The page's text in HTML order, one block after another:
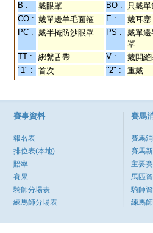
B : 戴眼罩 BO : 只戴
CO : 戴單邊羊毛面箍 E : 戴耳塞
PC : 戴半掩防沙眼罩 PS :
戴單邊
罩
TT : 綁繫舌帶 V : 戴開縫
"1" :
首次 "2" : 重戴
賽事資料
報名表
排位表(本地)
賠率
賽果
騎師分場表
練馬師分場表
賽馬
賽馬
賽馬
主要
馬匹
騎師
練馬